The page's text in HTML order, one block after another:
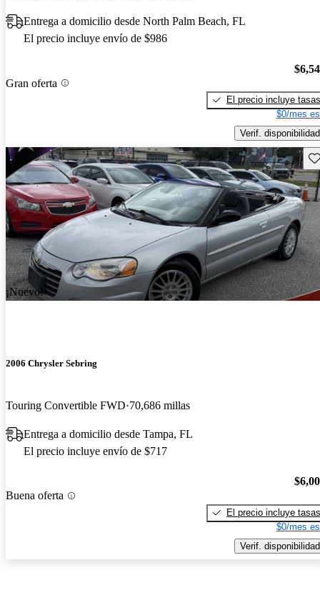
Entrega a domicilio desde North Palm Beach, FL
El precio incluye envío de $986
Gran oferta
El precio incluye tasas
$0/mes
Verif. disponibilidad
¡Nuevo!
2006 Chrysler Sebring
Touring Convertible FWD 70,686 millas
Entrega a domicilio desde Tampa, FL
El precio incluye envío de $717
Buena oferta
El precio incluye tasas
$0/mes
Verif. disponibilidad